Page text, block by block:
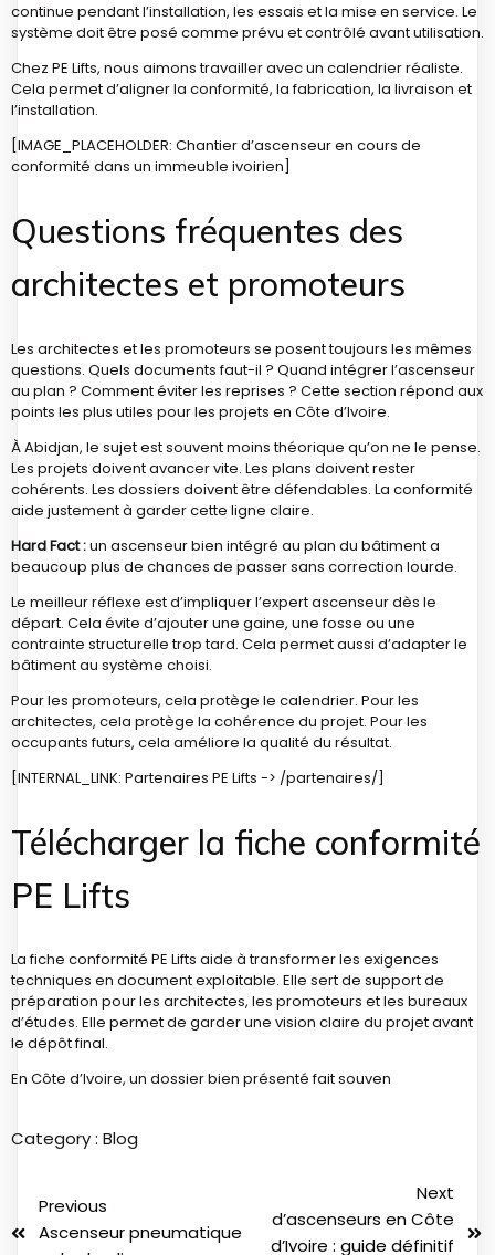
continue pendant l’installation, les essais et la mise en service. Le
système doit être posé comme prévu et contrôlé avant utilisation.
Chez PE Lifts, nous aimons travailler avec un calendrier réaliste.
Cela permet d’aligner la conformité, la fabrication, la livraison et
l’installation.
[IMAGE_PLACEHOLDER: Chantier d’ascenseur en cours de
conformité dans un immeuble ivoirien]
Questions fréquentes des
architectes et promoteurs
Les architectes et les promoteurs se posent toujours les mêmes
questions. Quels documents faut-il ? Quand intégrer l’ascenseur
au plan ? Comment éviter les reprises ? Cette section répond aux
points les plus utiles pour les projets en Côte d’Ivoire.
À Abidjan, le sujet est souvent moins théorique qu’on ne le pense.
Les projets doivent avancer vite. Les plans doivent rester
cohérents. Les dossiers doivent être défendables. La conformité
aide justement à garder cette ligne claire.
Hard Fact :un ascenseur bien intégré au plan du bâtiment a
beaucoup plus de chances de passer sans correction lourde.
Le meilleur réflexe est d’impliquer l’expert ascenseur dès le
départ. Cela évite d’ajouter une gaine, une fosse ou une
contrainte structurelle trop tard. Cela permet aussi d’adapter le
bâtiment au système choisi.
Pour les promoteurs, cela protège le calendrier. Pour les
architectes, cela protège la cohérence du projet. Pour les
occupants futurs, cela améliore la qualité du résultat.
[INTERNAL_LINK: Partenaires PE Lifts -> /partenaires/]
Télécharger la fiche conformité
PE Lifts
La fiche conformité PE Lifts aide à transformer les exigences
techniques en document exploitable. Elle sert de support de
préparation pour les architectes, les promoteurs et les bureaux
d’études. Elle permet de garder une vision claire du projet avant
le dépôt final.
En Côte d’Ivoire, un dossier bien présenté fait souven
Category : Blog
Previous
Ascenseur pneumatique
Next
d’ascenseurs en Côte
d’Ivoire : guide définitif